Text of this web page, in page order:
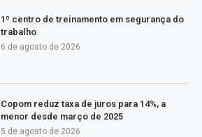
1º centro de treinamento em segurança do
trabalho
6 de agosto de 2026
Copom reduz taxa de juros para 14%, a
menor desde março de 2025
5 de agosto de 2026